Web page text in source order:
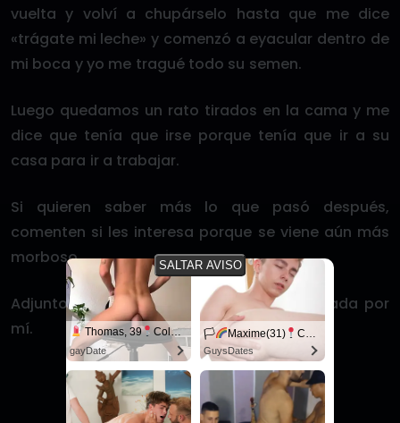
vuelta y volví a chupárselo hasta que me dice
«trágate mi leche» y comenzó a eyacular dentro de
mi boca y yo me tragué todo su semen.
Luego quedamos un rato tirados en la cama y me
dice que tenía que irse porque tenía que ir a su
casa para ir a trabajar.
Si quieren saber más lo que pasó después,
comenten si les interesa porque se viene aún más
morboso.
Adjunto una foto real de su paquete, sacada por
mí.
Thomas, 39 Columbus
gayDate
🏳‍ Maxime(31) Columbus
GuysDates
SALTAR AVISO